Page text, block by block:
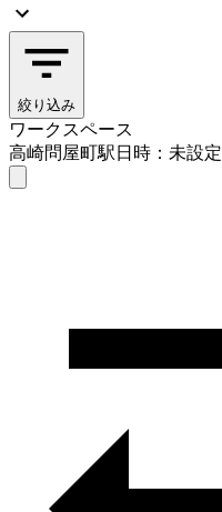
絞り込み
ワークスペース
高崎問屋町駅日時：未設定